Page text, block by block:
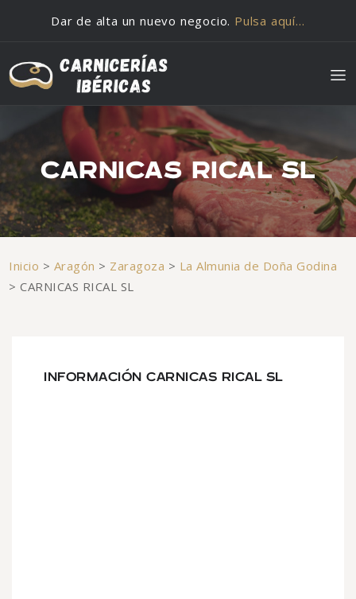
Dar de alta un nuevo negocio. Pulsa aquí…
CARNICAS RICAL SL
Inicio > Aragón > Zaragoza > La Almunia de Doña Godina
>CARNICAS RICAL SL
INFORMACIÓN CARNICAS RICAL SL